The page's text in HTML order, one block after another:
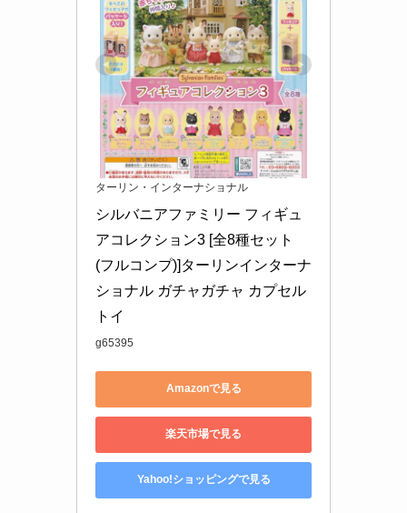
ターリン・インターナショナル
シルバニアファミリー フィギュ
アコレクション3 [全8種セット
(フルコンプ)]ターリンインターナ
ショナル ガチャガチャ カプセル
トイ
g65395
Amazonで見る
楽天市場で見る
Yahoo!ショッピングで見る